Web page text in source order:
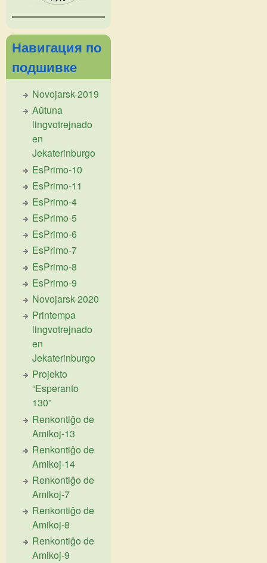
Навигация по
подшивке
Novojarsk-2019
Aŭtuna
lingvotrejnado
en
Jekaterinburgo
EsPrimo-10
EsPrimo-11
EsPrimo-4
EsPrimo-5
EsPrimo-6
EsPrimo-7
EsPrimo-8
EsPrimo-9
Novojarsk-2020
Printempa
lingvotrejnado
en
Jekaterinburgo
Projekto
“Esperanto
130”
Renkontiĝo de
Amikoj-13
Renkontiĝo de
Amikoj-14
Renkontiĝo de
Amikoj-7
Renkontiĝo de
Amikoj-8
Renkontiĝo de
Amikoj-9